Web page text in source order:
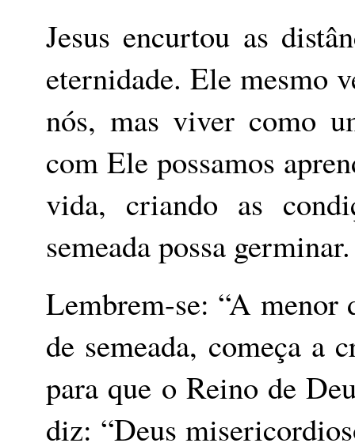
Jesus encurtou as
eternidade. Ele mesmo
nós, mas viver como
com Ele possamos
vida, criando as
semeada possa germinar.
Lembrem-se: “A menor
de semeada, começa a
para que o Reino de
diz: “Deus